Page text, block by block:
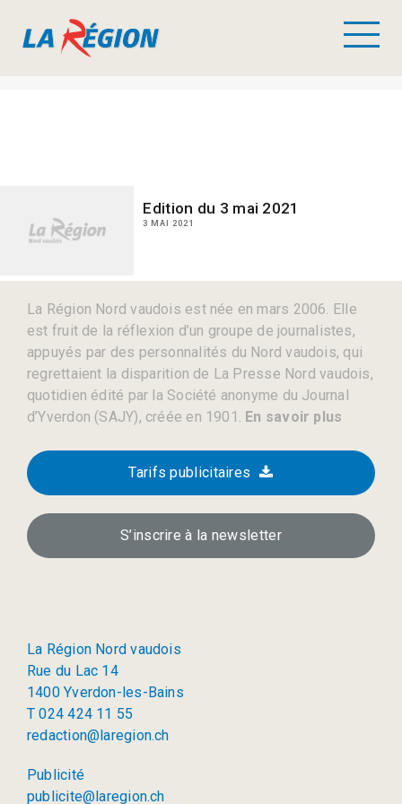
Edition du 3 mai 2021
3 MAI 2021
La Région Nord vaudois est née en mars 2006. Elle
est fruit de la réflexion d’un groupe de journalistes,
appuyés par des personnalités du Nord vaudois, qui
regrettaient la disparition de La Presse Nord vaudois,
quotidien édité par la Société anonyme du Journal
d’Yverdon (SAJY), créée en 1901. En savoir plus
Tarifs publicitaires
S’inscrire à la newsletter
La Région Nord vaudois
Rue du Lac 14
1400 Yverdon-les-Bains
T 024 424 11 55
redaction@laregion.ch
Publicité
publicite@laregion.ch